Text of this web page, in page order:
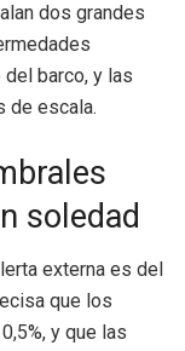
dos grandes
barco, y las
de escala.
soledad
externa es del
que los
y que las